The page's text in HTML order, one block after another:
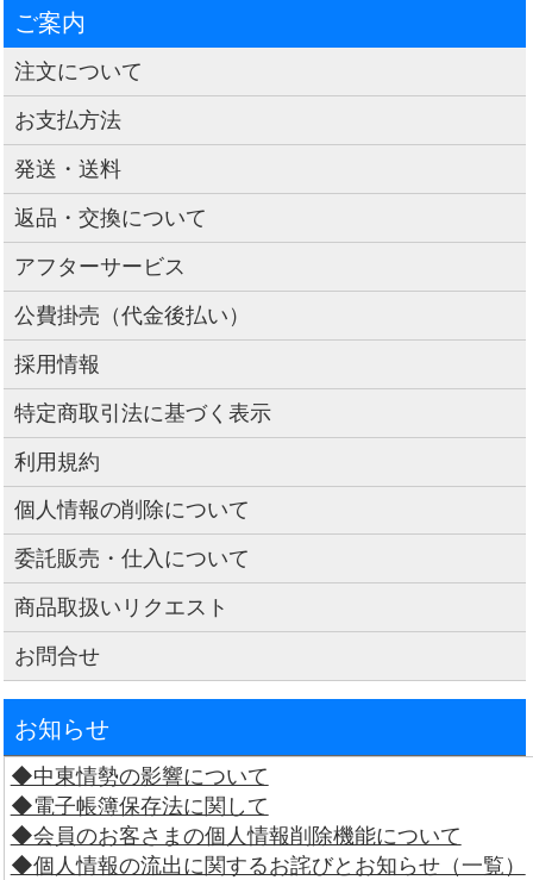
ご案内
注文について
お支払方法
発送・送料
返品・交換について
アフターサービス
公費掛売（代金後払い）
採用情報
特定商取引法に基づく表示
利用規約
個人情報の削除について
委託販売・仕入について
商品取扱いリクエスト
お問合せ
お知らせ
◆中東情勢の影響について
◆電子帳簿保存法に関して
◆会員のお客さまの個人情報削除機能について
◆個人情報の流出に関するお詫びとお知らせ（一覧）